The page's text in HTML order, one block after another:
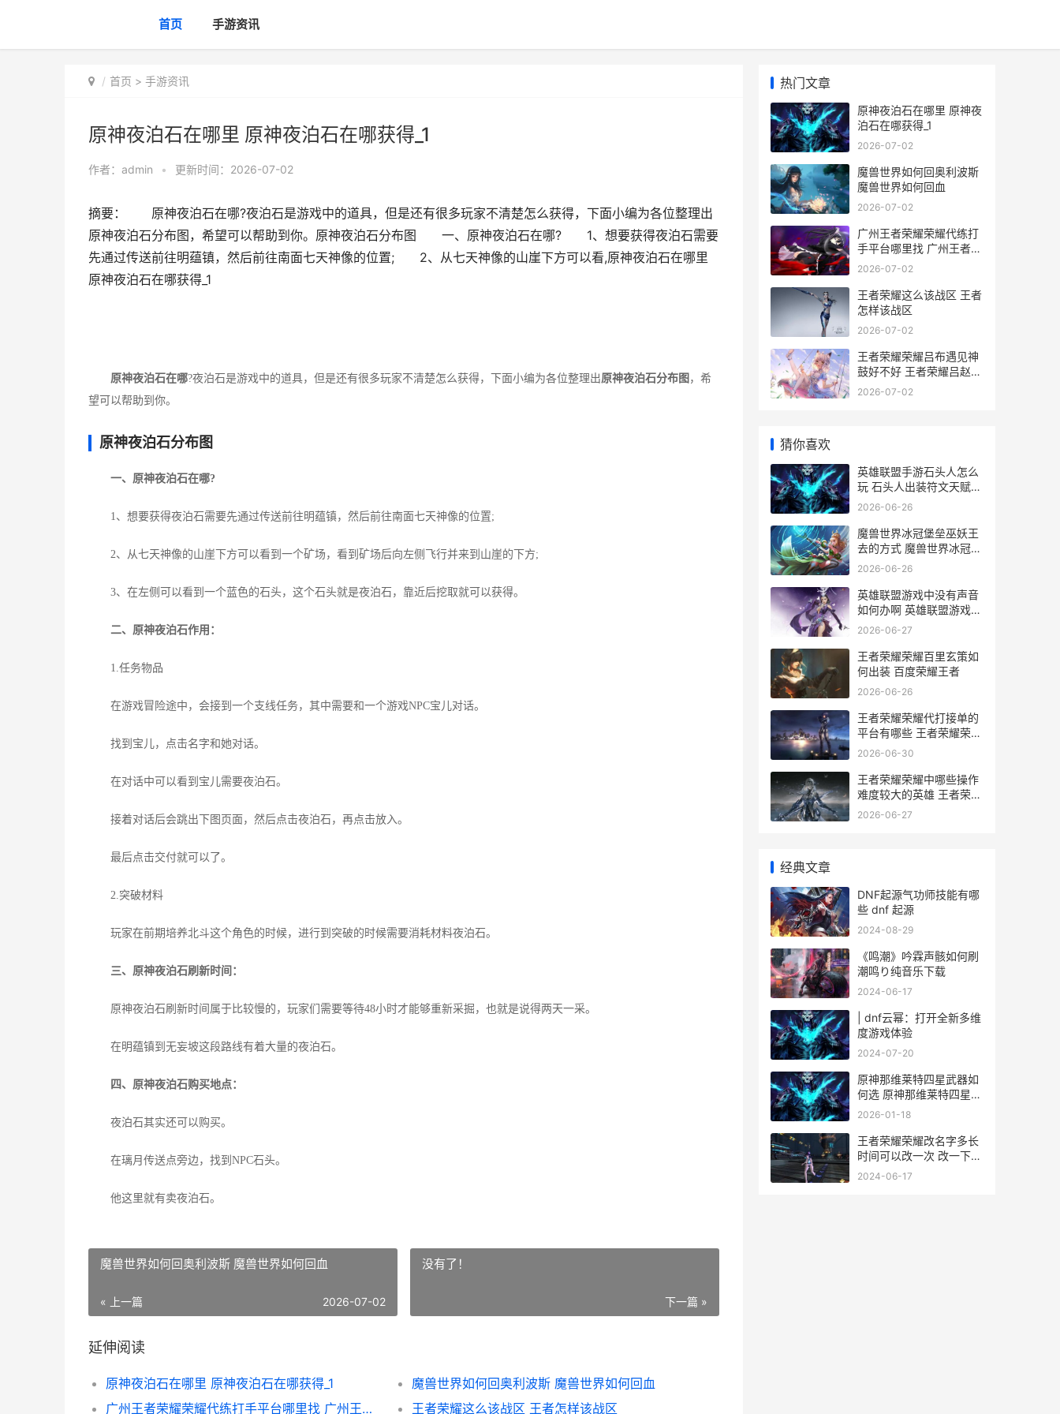
首页 手游资讯
首页 > 手游资讯
原神夜泊石在哪里 原神夜泊石在哪获得_1
作者： admin • 更新时间：2026-07-02
摘要： 原神夜泊石在哪?夜泊石是游戏中的道具，但是还有很多玩家不清楚怎么获得，下面小编为各位整理出
原神夜泊石分布图，希望可以帮助到你。原神夜泊石分布图 一、原神夜泊石在哪? 1、想要获得夜泊石需要
先通过传送前往明蕴镇，然后前往南面七天神像的位置; 2、从七天神像的山崖下方可以看,原神夜泊石在哪里
原神夜泊石在哪获得_1
原神夜泊石在哪?夜泊石是游戏中的道具，但是还有很多玩家不清楚怎么获得，下面小编为各位整理出原神夜泊石分布图 ，希
望可以帮助到你。
原神夜泊石分布图
一、原神夜泊石在哪?
1、想要获得夜泊石需要先通过传送前往明蕴镇，然后前往南面七天神像的位置;
2、从七天神像的山崖下方可以看到一个矿场，看到矿场后向左侧飞行并来到山崖的下方;
3、在左侧可以看到一个蓝色的石头，这个石头就是夜泊石，靠近后挖取就可以获得。
二、原神夜泊石作用：
1.任务物品
在游戏冒险途中，会接到一个支线任务，其中需要和一个游戏NPC宝儿对话。
找到宝儿，点击名字和她对话。
在对话中可以看到宝儿需要夜泊石。
接着对话后会跳出下图页面，然后点击夜泊石，再点击放入。
最后点击交付就可以了。
2.突破材料
玩家在前期培养北斗这个角色的时候，进行到突破的时候需要消耗材料夜泊石。
三、原神夜泊石刷新时间：
原神夜泊石刷新时间属于比较慢的，玩家们需要等待48小时才能够重新采掘，也就是说得两天一采。
在明蕴镇到无妄坡这段路线有着大量的夜泊石。
四、原神夜泊石购买地点：
夜泊石其实还可以购买。
在璃月传送点旁边，找到NPC石头。
他这里就有卖夜泊石。
魔兽世界如何回奥利波斯 魔兽世界如何回血
« 上一篇 2026-07-02
没有了！
下一篇 »
延伸阅读
原神夜泊石在哪里 原神夜泊石在哪获得_1
魔兽世界如何回奥利波斯 魔兽世界如何回血
广州王者荣耀荣耀代练打手平台哪里找 广州王者俱乐部
王者荣耀这么该战区 王者怎样该战区
热门文章
原神夜泊石在哪里 原神夜
泊石在哪获得_1
2026-07-02
魔兽世界如何回奥利波斯
魔兽世界如何回血
2026-07-02
广州王者荣耀荣耀代练打
手平台哪里找 广州王者俱
乐部
2026-07-02
王者荣耀这么该战区 王者
怎样该战区
2026-07-02
王者荣耀荣耀吕布遇见神
鼓好不好 王者荣耀吕赵图
片
2026-07-02
猜你喜欢
英雄联盟手游石头人怎么
玩 石头人出装符文天赋玩
法攻略
2026-06-26
魔兽世界冰冠堡垒巫妖王
去的方式 魔兽世界冰冠堡
垒声望怎么刷
2026-06-26
英雄联盟游戏中没有声音
如何办啊 英雄联盟游戏中
怎么回复好友私聊
2026-06-27
王者荣耀荣耀百里玄策如
何出装 百度荣耀王者
2026-06-26
王者荣耀荣耀代打接单的
平台有哪些 王者荣耀荣耀
代言人和品牌代言人
2026-06-30
王者荣耀荣耀中哪些操作
难度较大的英雄 王者荣耀
荣耀中国节联动宣传图官
2026-06-27
经典文章
DNF起源气功师技能有哪
些 dnf 起源
2024-08-29
《鸣潮》吟霖声骸如何刷
潮鸣り纯音乐下载
2024-06-17
| dnf云幂：打开全新多维
度游戏体验
2024-07-20
原神那维莱特四星武器如
何选 原神那维莱特四星武
器
2026-01-18
王者荣耀荣耀改名字多长
时间可以改一次 改一下王
者荣耀
2024-06-17